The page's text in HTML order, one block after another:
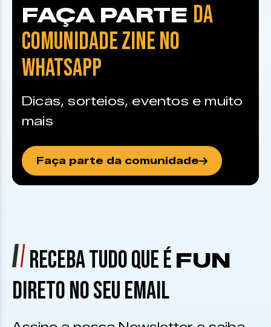
FAÇA PARTE DA
COMUNIDADE ZINE NO
WHATSAPP
Dicas, sorteios, eventos e muito
mais
Faça parte da comunidade
RECEBA TUDO QUE É FUN
DIRETO NO SEU EMAIL